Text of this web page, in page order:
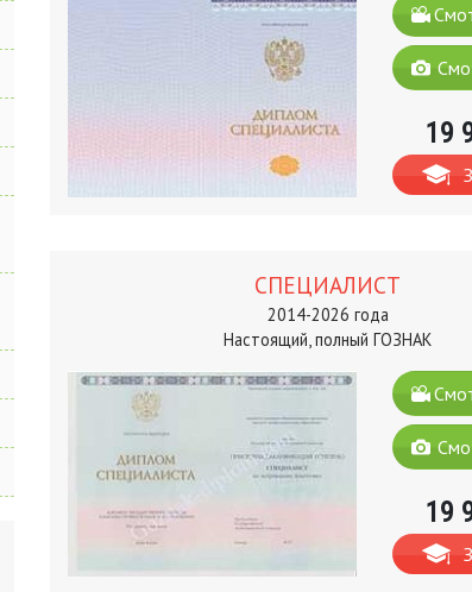
19
СПЕЦИАЛИСТ
2014-2026 года
Настоящий, полный ГОЗНАК
19